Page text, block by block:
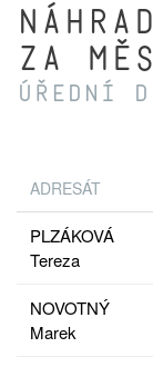
za
Úřední
ADRESÁT
PLZÁKOVÁ
Tereza
NOVOTNÝ
Marek